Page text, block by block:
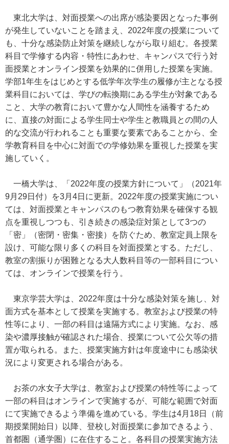
東北大学は、対面授業への出席が感染要因となった事例
が発生していないことを踏まえ、2022年度の授業について
も、十分な感染防止対策を継続しながら取り組む。各授業
科目で学修する内容・特性にあわせ、キャンパスで行う対
面授業とオンライン授業を効果的に併用した授業を実施。
学部1年生をはじめとする低学年次学生の履修が主となる授
業科目においては、学びの転換期にある学生が対象である
こと、大学の教育において豊かな人間性を涵養するため
に、直接の対面による学生同士や学生と教職員との間の人
的な交流が行われることも重要な要素であることから、全
学教育科目を中心に対面での学修効果を重視した授業を実
施していく。
一橋大学は、「2022年度の授業方針について」（2021年
9月29日付）を3月4日に更新。2022年度の授業実施につい
ては、対面授業とキャンパスのもつ教育効果を確保する観
点を重視しつつも、引き続きの感染症対策として3つの
「密」（密閉・密集・密接）を防ぐため、教室定員上限を
設け、可能な限り多くの科目を対面授業とする。ただし、
教室の割振りが困難となる大人数科目等の一部科目につい
ては、オンラインで授業を行う。
東京学芸大学は、2022年度は十分な感染対策を施し、対
面方式を基本として授業を実施する。教室および授業の特
性等により、一部の科目は遠隔方式により実施。なお、感
染や濃厚接触が確認された場合、授業について公欠等の措
置が取られる。また、授業実施方針は年度途中にも感染状
況により変更される場合がある。
お茶の水女子大学は、教室および授業の特性等によって
一部の科目はオンラインで実施するが、可能な範囲で対面
にて実施できるよう準備を進めている。学生は4月18日（前
期授業開始日）以降、登校し対面授業に参加できるよう、
首都圏（通学圏）に在住すること。各科目の授業実施方法